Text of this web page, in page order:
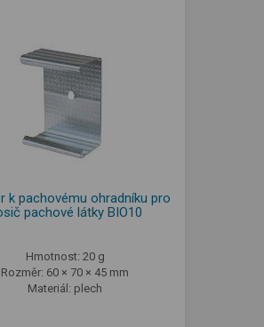
k pachovému ohradníku pro
pachové látky BIO10
Hmotnost: 20 g
Rozměr: 60 × 70 × 45 mm
Materiál: plech